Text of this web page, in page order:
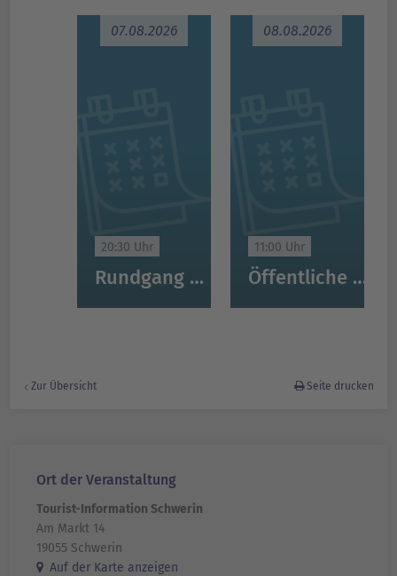
07.08.2026
20:30 Uhr
Rundgang mit dem Nachtwächter von Schwerin
08.08.2026
11:00 Uhr
Öffentliche Stadtführung Schwerin
Zur Übersicht Seite drucken
Ort der Veranstaltung
Tourist-Information Schwerin
Am Markt 14
19055 Schwerin
Auf der Karte anzeigen